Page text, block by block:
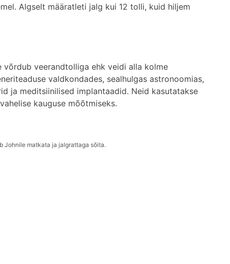
Algselt määratleti jalg kui 12 tolli, kuid hiljem
võrdub veerandtolliga ehk veidi alla kolme
valdkondades, sealhulgas astronoomias,
ja meditsiinilised implantaadid. Neid kasutatakse
kauguse mõõtmiseks.
Johnile matkata ja jalgrattaga sõita.